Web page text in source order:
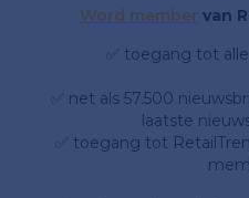
Word member van
✅ toegang tot
✅ net als 57.500
laatste
✅ toegang tot